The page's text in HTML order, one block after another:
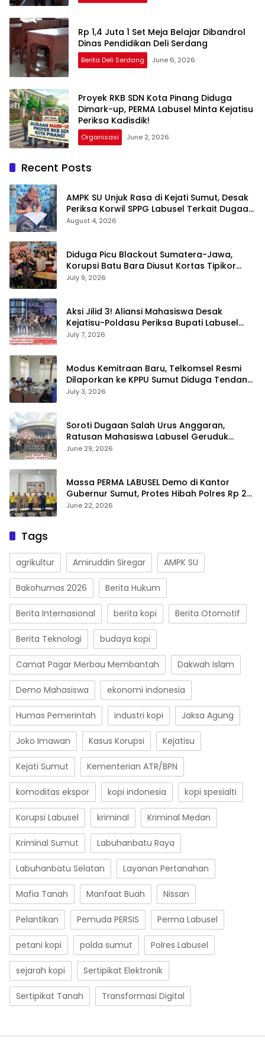
Rp 1,4 Juta 1 Set Meja Belajar Dibandrol
Dinas Pendidikan Deli Serdang
Berita Deli Serdang June 6, 2026
Proyek RKB SDN Kota Pinang Diduga
Dimark-up, PERMA Labusel Minta Kejatisu
Periksa Kadisdik!
Organisasi June 2, 2026
Recent Posts
AMPK SU Unjuk Rasa di Kejati Sumut, Desak
Periksa Korwil SPPG Labusel Terkait Dugaan
Bobroknya Dapur Program MBG
August 4, 2026
Diduga Picu Blackout Sumatera-Jawa,
Korupsi Batu Bara Diusut Kortas Tipikor
Didukung P3H
July 9, 2026
Aksi Jilid 3! Aliansi Mahasiswa Desak
Kejatisu-Poldasu Periksa Bupati Labusel
Terkait Dugaan Korupsi Rp36 M dan ‘Misteri’
July 7, 2026
Modus Kemitraan Baru, Telkomsel Resmi
Dilaporkan ke KPPU Sumut Diduga Tendang
Pengusaha Lokal!
July 3, 2026
Soroti Dugaan Salah Urus Anggaran,
Ratusan Mahasiswa Labusel Geruduk
Kantor Gubernur Sumut Desak Pengusutan
June 29, 2026
Massa PERMA LABUSEL Demo di Kantor
Gubernur Sumut, Protes Hibah Polres Rp 25
M-Desak Pilkades
June 22, 2026
Tags
agrikultur Amiruddin Siregar AMPK SU
Bakohumas 2026 Berita Hukum
Berita Internasional berita kopi Berita Otomotif
Berita Teknologi budaya kopi
Camat Pagar Merbau Membantah Dakwah Islam
Demo Mahasiswa ekonomi indonesia
Humas Pemerintah industri kopi Jaksa Agung
Joko Imawan Kasus Korupsi Kejatisu
Kejati Sumut Kementerian ATR/BPN
komoditas ekspor kopi indonesia kopi spesialti
Korupsi Labusel kriminal Kriminal Medan
Kriminal Sumut Labuhanbatu Raya
Labuhanbatu Selatan Layanan Pertanahan
Mafia Tanah Manfaat Buah Nissan
Pelantikan Pemuda PERSIS Perma Labusel
petani kopi polda sumut Polres Labusel
sejarah kopi Sertipikat Elektronik
Sertipikat Tanah Transformasi Digital